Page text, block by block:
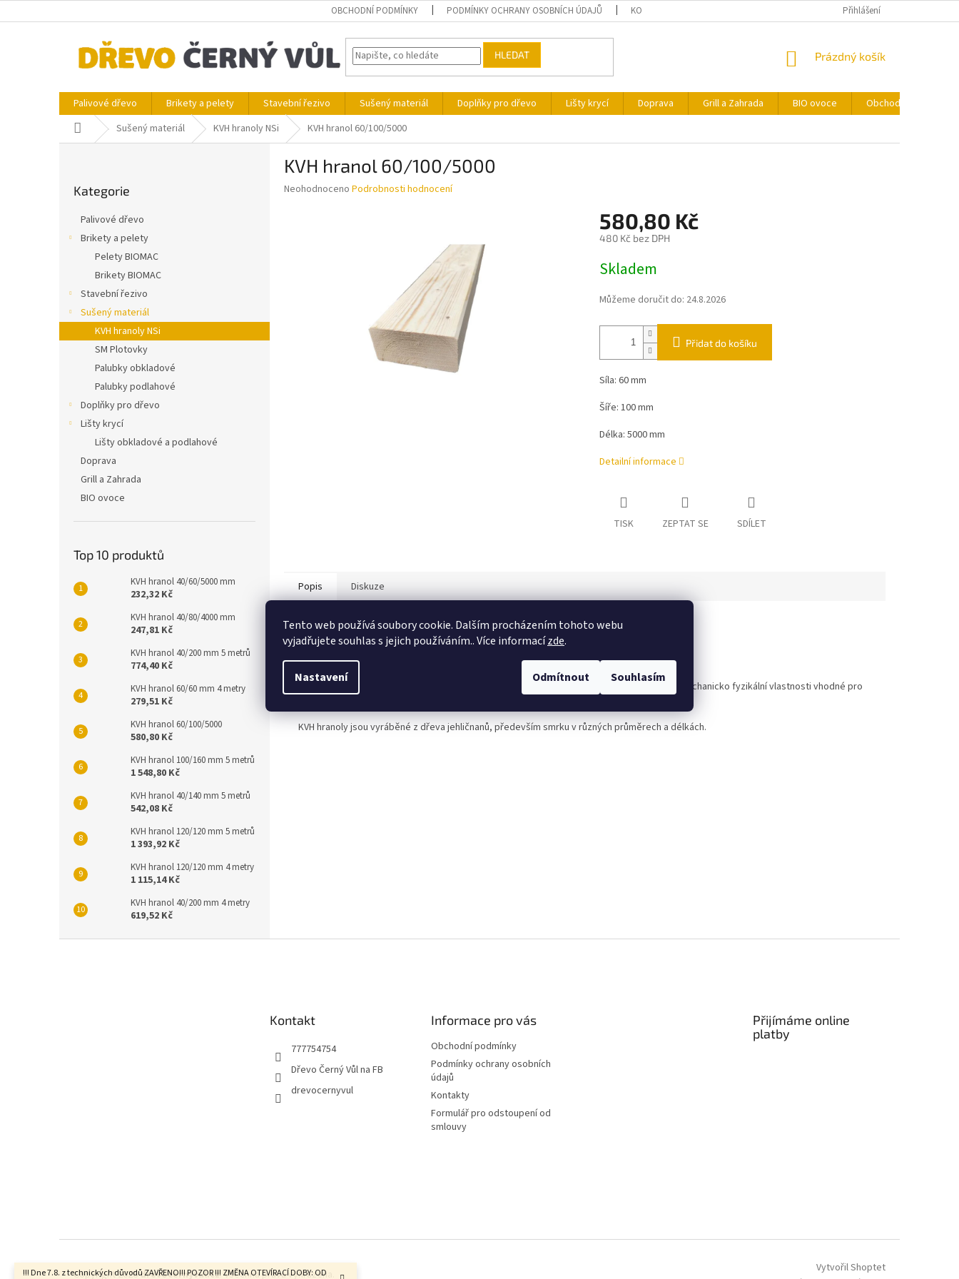
Tento web používá soubory cookie. Dalším procházením tohoto webu
vyjadřujete souhlas s jejich používáním.. Více informacízde.
Nastavení Odmítnout Souhlasím
na
!!! Dne 7.8. z technických důvodů ZAVŘENO!!! POZOR !!! ZMĚNA OTEVÍRACÍ DOBY: OD
OBCHODNÍ PODMÍNKY PODMÍNKY OCHRANY OSOBNÍCH ÚDAJŮ KONTAKTY FORMULÁŘ PRO ODSTOUPENÍ OD SMLOUVY
Přihlášení
HLEDAT
NÁKUPNÍ
Prázdný košík
Palivové dřevo Brikety a pelety Stavební řezivo Sušený materiál Doplňky pro dřevo Lišty krycí Doprava Grill a Zahrada BIO ovoce
Obchodní podmínky
Domů Sušený materiál KVH hranoly NSi KVH hranol 60/100/5000
n
e
kategorie
Kategorie
Palivové dřevo
Brikety a pelety
Pelety BIOMAC
Brikety BIOMAC
Stavební řezivo
Sušený materiál
KVH hranoly NSi
SM Plotovky
Palubky obkladové
Palubky podlahové
Doplňky pro dřevo
Lišty krycí
Lišty obkladové a podlahové
Doprava
Grill a Zahrada
BIO ovoce
Top 10 produktů
KVH hranol 40/60/5000 mm
232,32 Kč
KVH hranol 40/80/4000 mm
247,81 Kč
KVH hranol 40/200 mm 5 metrů
774,40 Kč
KVH hranol 60/60 mm 4 metry
279,51 Kč
KVH hranol 60/100/5000
580,80 Kč
KVH hranol 100/160 mm 5 metrů
1 548,80 Kč
KVH hranol 40/140 mm 5 metrů
542,08 Kč
KVH hranol 120/120 mm 5 metrů
1 393,92 Kč
KVH hranol 120/120 mm 4 metry
1 115,14 Kč
KVH hranol 40/200 mm 4 metry
619,52 Kč
KVH hranol 60/100/5000
Průměrné
Neohodnoceno Podrobnosti hodnocení
580,80 Kč
480 Kč bez DPH
cena:
Skladem
Můžeme doručit do: 24.8.2026
Přidat do košíku
Síla: 60 mm
Šíře: 100 mm
Délka: 5000 mm
Detailní informace
TISK ZEPTAT SE SDÍLET
Popis Diskuze
Detailní popis produktu
KVH hranoly
Dřevěné KVH hranoly jsou hoblované hranoly, sušené z kvalitního dřeva a pro své vysoké mechanicko fyzikální vlastnosti vhodné pro
KVH hranoly jsou vyráběné z dřeva jehličnanů, především smrku v různých průměrech a délkách.
Kontakt
777754754
Dřevo Černý Vůl na FB
drevocernyvul
Informace pro vás
Obchodní podmínky
Podmínky ochrany osobních
údajů
Kontakty
Formulář pro odstoupení od
smlouvy
Přijímáme online
platby
Vytvořil Shoptet
Copyright 2026drevocernyvul.cz. Všechna práva vyhrazena.